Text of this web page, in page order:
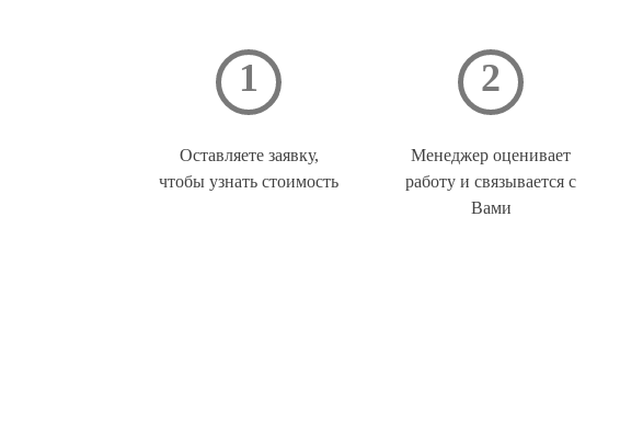
Оставляете заявку,
чтобы узнать стоимость
Менеджер оценивает
работу и связывается с
Вами